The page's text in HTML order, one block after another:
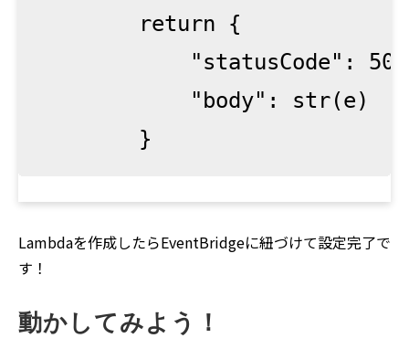
        return {
"statusCode":
            "body": str(e)
        }
Lambdaを作成したらEventBridgeに紐づけて設定完了で
す！
動かしてみよう！